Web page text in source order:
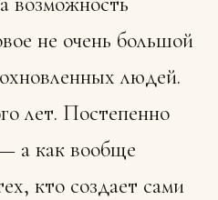
не очень большой
людей.
лет. Постепенно
а как вообще
кто создает сами